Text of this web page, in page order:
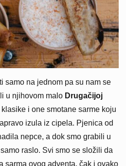
samo na jednom pa su nam se
u njihovom malo Drugačijoj
i one smotane sarme koju
izula iz cipela. Pjenica od
nepce, a dok smo grabili u
raslo. Svi smo se složili da
sarma ovog adventa, čak i ovako